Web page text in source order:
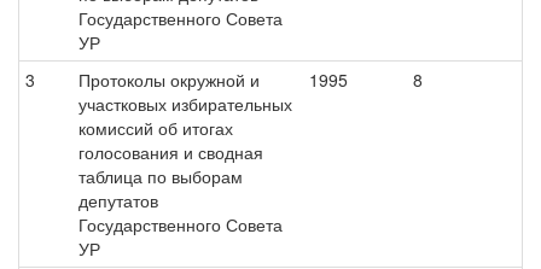
Государственного Совета
УР
3
Протоколы окружной и
участковых избирательных
комиссий об итогах
голосования и сводная
таблица по выборам
депутатов
Государственного Совета
УР
1995 8